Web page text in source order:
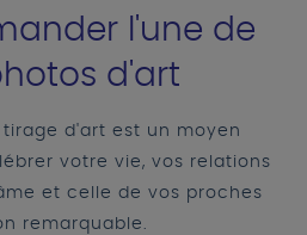
l'une de
d'art
tirage d'art est un moyen
votre vie, vos relations
et celle de vos proches
remarquable.